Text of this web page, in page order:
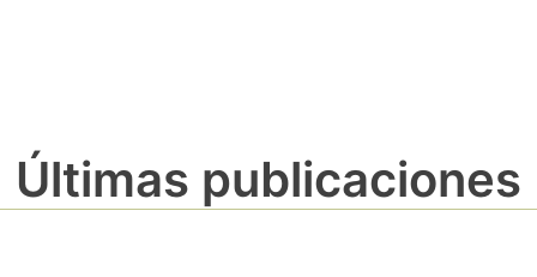
Últimas publicaciones